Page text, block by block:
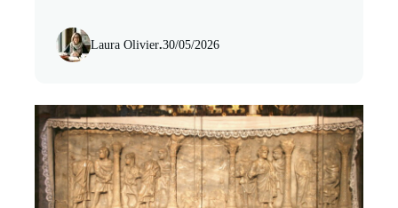
Laura Olivier.30/05/2026